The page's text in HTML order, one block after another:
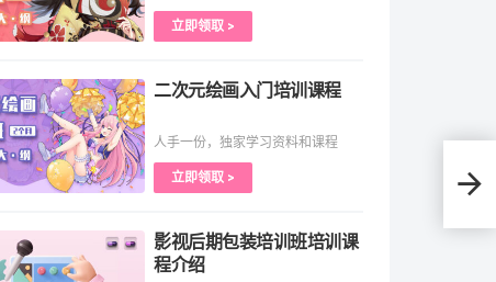
《
入混
立即领取 >
二次元绘画入门培训课程
人手一份，独家学习资料和课程
立即领取 >
影视后期包装培训班培训课
程介绍